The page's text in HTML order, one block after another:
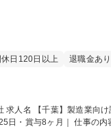
休日120日以上 退職金あり
営
仕事の内容 大手製造工場向け